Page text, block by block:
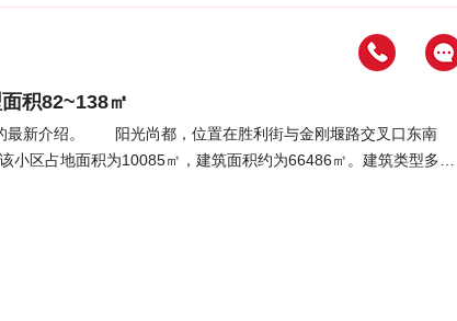
积82~138㎡
新介绍。 阳光尚都，位置在胜利街与金刚堰路交叉口东南
区占地面积为10085㎡，建筑面积约为66486㎡。建筑类型多为